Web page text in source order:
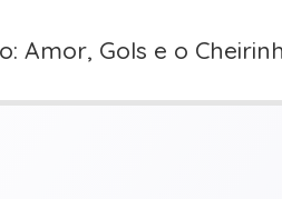
Amor, Gols e o